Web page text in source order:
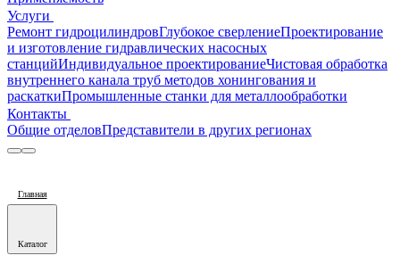
Услуги
Ремонт гидроцилиндровГлубокое сверлениеПроектирование
и изготовление гидравлических насосных
станцийИндивидуальное проектированиеЧистовая обработка
внутреннего канала труб методов хонингования и
раскаткиПромышленные станки для металлообработки
Контакты
Общие отделовПредставители в других регионах
Главная
Каталог